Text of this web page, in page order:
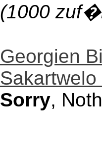
(1000
Georgien
Sorry,